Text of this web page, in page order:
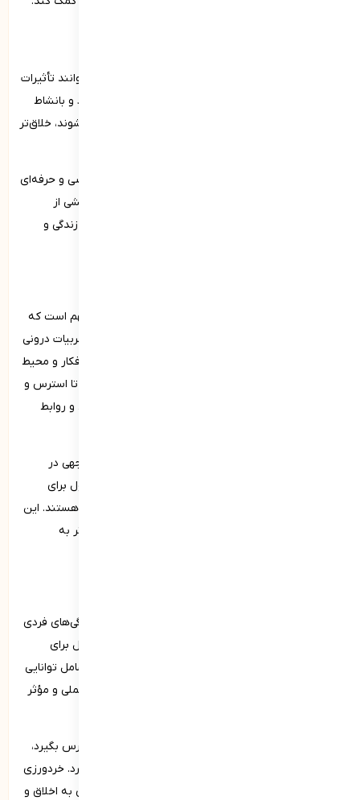
شادی و نشاط به‌عنوان بخشی از شایستگی‌های فردی می‌توانند تأثیرات
زیادی بر دیگر جنبه‌های زندگی فرد داشته باشند. افراد شاد و بانشاط
معمولا بهتر می‌توانند با چالش‌ها و مشکلات زندگی روبرو شوند، خلاق‌تر
این ویژگی‌ها می‌توانند به فرد کمک کنند تا در زندگی شخصی و حرفه‌ای
موفق‌تر باشد. بنابراین پرورش شادی و نشاط به‌عنوان بخشی از
شایستگی‌های فردی می‌تواند بهبود قابل‌توجهی در کیفیت زندگی و
ذهن‌آگاهی (Mindfulness) یکی از شایستگی‌های فردی مهم است که
به توانایی فرد در حضور کامل در لحظه حال و آگاهی از تجربیات درونی
و بیرونی اشاره دارد. این مهارت شامل تمرکز بر احساسات، افکار و محیط
اطراف بدون قضاوت است. ذهن‌آگاه به افراد کمک می‌کند تا استرس و
اضطراب را کاهش دهند، تمرکز و بهره‌وری را افزایش دهند و روابط
با تمرین مداوم ذهن‌آگاهی، افراد می‌توانند بهبود قابل توجهی در
سلامت روانی و جسمی خود تجربه کنند. تکنیک‌های معمول برای
پرورش ذهن‌آگاهی شامل مدیتیشن، تنفس عمیق و یوگا هستند. این
مهارت به افراد امکان می‌دهد تا با ذهنی آرام‌تر و پذیرنده‌تر به
خردورزی (Wisdom) یکی دیگر از زیرمجموعه‌های شایستگی‌های فردی
است که به توانایی فرد در استفاده از دانش، تجربه و تعقل برای
تصمیم‌گیری‌های عاقلانه و اخلاقی اشاره دارد. این مهارت شامل توانایی
تفکر انتقادی، تحلیل مسائل پیچیده و یافتن راه‌حل‌های عملی و مؤثر
فرد خردمند قادر است از تجربیات گذشته خود و دیگران درس بگیرد،
آینده را پیش‌بینی کند و با دیدی کل‌نگرانه به مسائل بنگرد. خردورزی
همچنین به توانایی درک و مدیریت احساسات، ارزش‌گذاری به اخلاق و